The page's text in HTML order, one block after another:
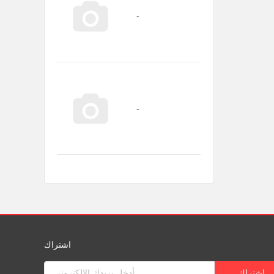
اشتراك